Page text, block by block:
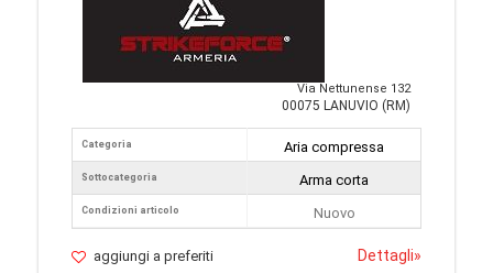
Via Nettunense 132
00075 LANUVIO (RM)
Categoria
Sottocategoria
Condizioni articolo
Aria compressa
Arma corta
Nuovo
aggiungi a preferiti Dettagli»